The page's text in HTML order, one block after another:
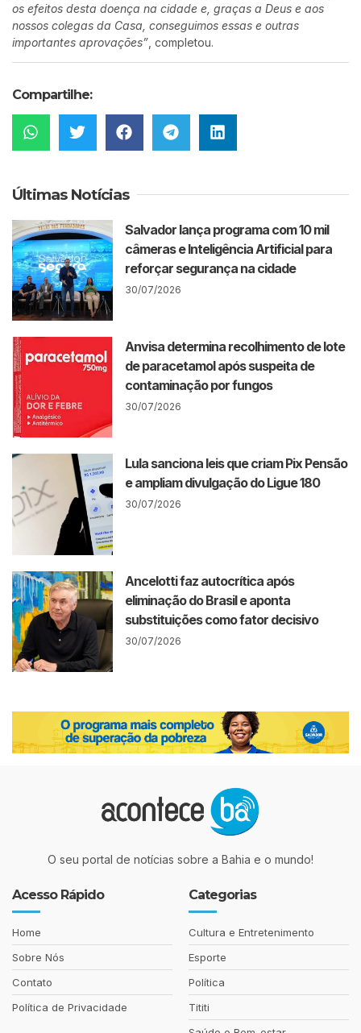
os efeitos desta doença na cidade e, graças a Deus e aos
nossos colegas da Casa, conseguimos essas e outras
importantes aprovações” , completou.
Compartilhe:
Últimas Notícias
Salvador lança programa com 10 mil
câmeras e Inteligência Artificial para
reforçar segurança na cidade
30/07/2026
Anvisa determina recolhimento de lote
de paracetamol após suspeita de
contaminação por fungos
30/07/2026
Lula sanciona leis que criam Pix Pensão
e ampliam divulgação do Ligue 180
30/07/2026
Ancelotti faz autocrítica após
eliminação do Brasil e aponta
substituições como fator decisivo
30/07/2026
O seu portal de notícias sobre a Bahia e o mundo!
Acesso Rápido
Home
Sobre Nós
Contato
Política de Privacidade
Categorias
Cultura e Entretenimento
Esporte
Política
Tititi